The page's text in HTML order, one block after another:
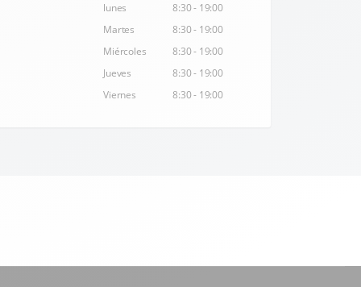
lunes
8:30 - 19:00
Martes
8:30 - 19:00
Miércoles
8:30 - 19:00
Jueves
8:30 - 19:00
Viernes
8:30 - 19:00